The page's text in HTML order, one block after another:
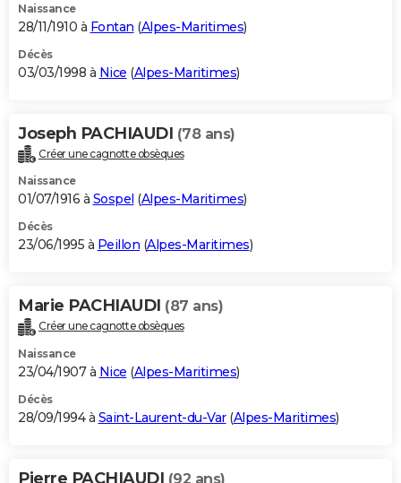
Naissance
28/11/1910 à Fontan (Alpes-Maritimes)
Décès
03/03/1998 à Nice (Alpes-Maritimes)
Joseph PACHIAUDI (78 ans)
Créer une cagnotte obsèques
Naissance
01/07/1916 à Sospel (Alpes-Maritimes)
Décès
23/06/1995 à Peillon (Alpes-Maritimes)
Marie PACHIAUDI (87 ans)
Créer une cagnotte obsèques
Naissance
23/04/1907 à Nice (Alpes-Maritimes)
Décès
28/09/1994 à Saint-Laurent-du-Var(Alpes-Maritimes)
Pierre PACHIAUDI (92 ans)